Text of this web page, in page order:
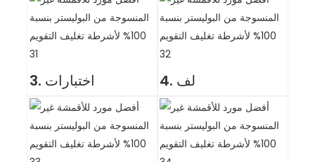
3. اختبارات 4. لف